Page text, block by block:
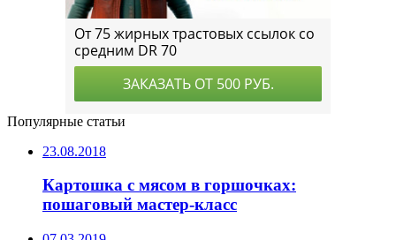
Популярные статьи
23.08.2018
Картошка с мясом в горшочках:
пошаговый мастер-класс